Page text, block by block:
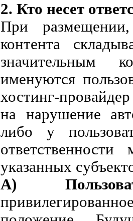
2. Кто несет
При
контента
значительным
именуются
хостинг-
на нарушение
либо у
указанных
А)